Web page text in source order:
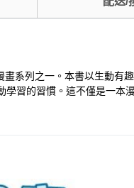
系列之一。本書以生動有
習的習慣。這不僅是一本